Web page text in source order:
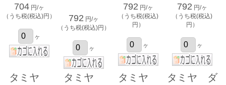
704 円/ヶ
（うち税(税込)円）
ヶ
792 円/ヶ
（うち税(税込)円）
ヶ
792 円/ヶ
（うち税(税込)
円）
ヶ
792 円/ヶ
（うち税(税込)
円）
ヶ
タミヤ
タミヤ
タミヤ
タミヤ ダ